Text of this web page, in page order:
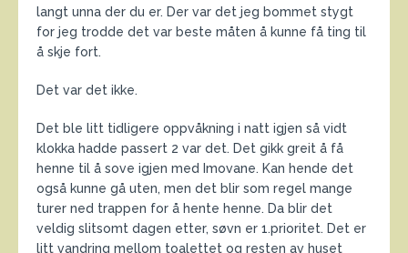
langt unna der du er. Der var det jeg bommet stygt
for jeg trodde det var beste måten å kunne få ting til
å skje fort.
Det var det ikke.
Det ble litt tidligere oppvåkning i natt igjen så vidt
klokka hadde passert 2 var det. Det gikk greit å få
henne til å sove igjen med Imovane. Kan hende det
også kunne gå uten, men det blir som regel mange
turer ned trappen for å hente henne. Da blir det
veldig slitsomt dagen etter, søvn er 1.prioritet. Det er
litt vandring mellom toalettet og resten av huset